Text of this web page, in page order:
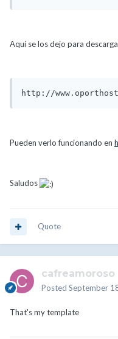
Aquí se los dejo para
http://
Pueden verlo funcionando en
Saludos
Quote
cafreamoroso
Posted September
That's my template